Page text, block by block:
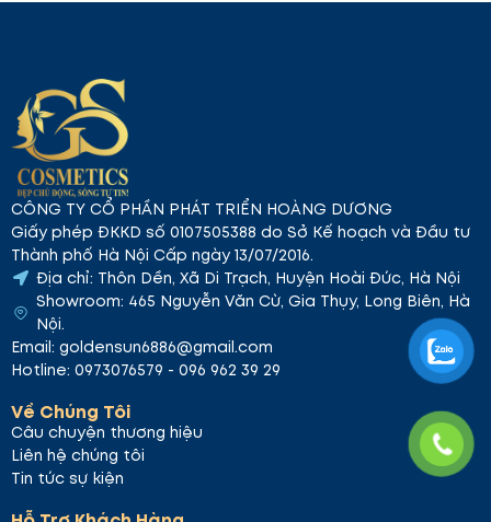
#04 French Kiss – Hồng nâu
ấm mang lại sự quyến rũ và thanh lịch. Phù hợp cho
những ai yêu thích vẻ đẹp nhẹ nhàng nhưng vẫn đậm
chất nữ tính.
CÔNG TY CỔ PHẦN PHÁT TRIỂN HOÀNG DƯƠNG
Giấy phép ĐKKD số 0107505388 do Sở Kế hoạch và Đầu tư
Thành phố Hà Nội Cấp ngày 13/07/2016.
Địa chỉ: Thôn Dền, Xã Di Trạch, Huyện Hoài Đức, Hà Nội
Showroom: 465 Nguyễn Văn Cừ, Gia Thụy, Long Biên, Hà
Nội.
Email: goldensun6886@gmail.com
Hotline: 0973076579 - 096 962 39 29
Về Chúng Tôi
Câu chuyện thương hiệu
Liên hệ chúng tôi
Tin tức sự kiện